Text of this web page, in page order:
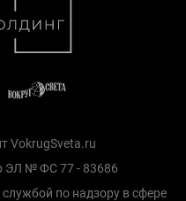
VokrugSveta.ru
ЭЛ № ФС 77 - 83686
по надзору в сфере